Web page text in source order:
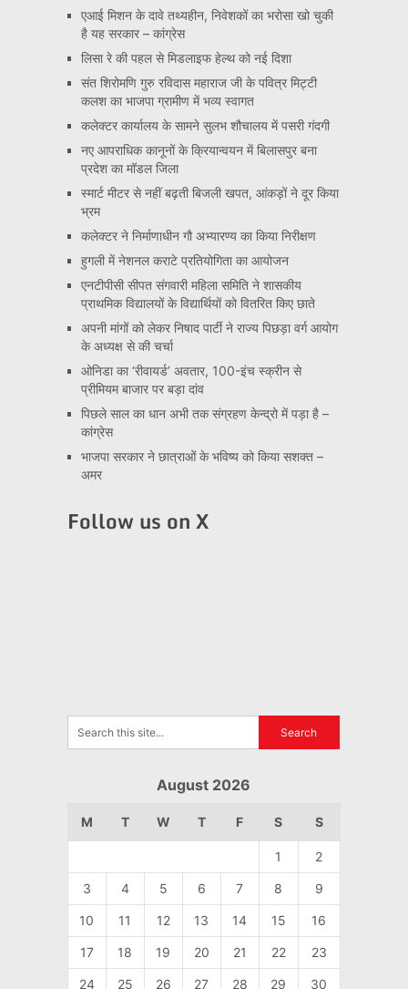
एआई मिशन के दावे तथ्यहीन, निवेशकों का भरोसा खो चुकी
है यह सरकार – कांग्रेस
लिसा रे की पहल से मिडलाइफ हेल्थ को नई दिशा
संत शिरोमणि गुरु रविदास महाराज जी के पवित्र मिट्टी
कलश का भाजपा ग्रामीण में भव्य स्वागत
कलेक्टर कार्यालय के सामने सुलभ शौचालय में पसरी गंदगी
नए आपराधिक कानूनों के क्रियान्वयन में बिलासपुर बना
प्रदेश का मॉडल जिला
स्मार्ट मीटर से नहीं बढ़ती बिजली खपत, आंकड़ों ने दूर किया
भ्रम
कलेक्टर ने निर्माणाधीन गौ अभ्यारण्य का किया निरीक्षण
हुगली में नेशनल कराटे प्रतियोगिता का आयोजन
एनटीपीसी सीपत संगवारी महिला समिति ने शासकीय
प्राथमिक विद्यालयों के विद्यार्थियों को वितरित किए छाते
अपनी मांगों को लेकर निषाद पार्टी ने राज्य पिछड़ा वर्ग आयोग
के अध्यक्ष से की चर्चा
ओनिडा का ‘रीवायर्ड’ अवतार, 100-इंच स्क्रीन से
प्रीमियम बाजार पर बड़ा दांव
पिछले साल का धान अभी तक संग्रहण केन्द्रो में पड़ा है –
कांग्रेस
भाजपा सरकार ने छात्राओं के भविष्य को किया सशक्त –
अमर
Follow us on X
August 2026
M T W T F S S
1 2
3 4 5 6 7 8 9
10 11 12 13 14 15 16
17 18 19 20 21 22 23
24 25 26 27 28 29 30